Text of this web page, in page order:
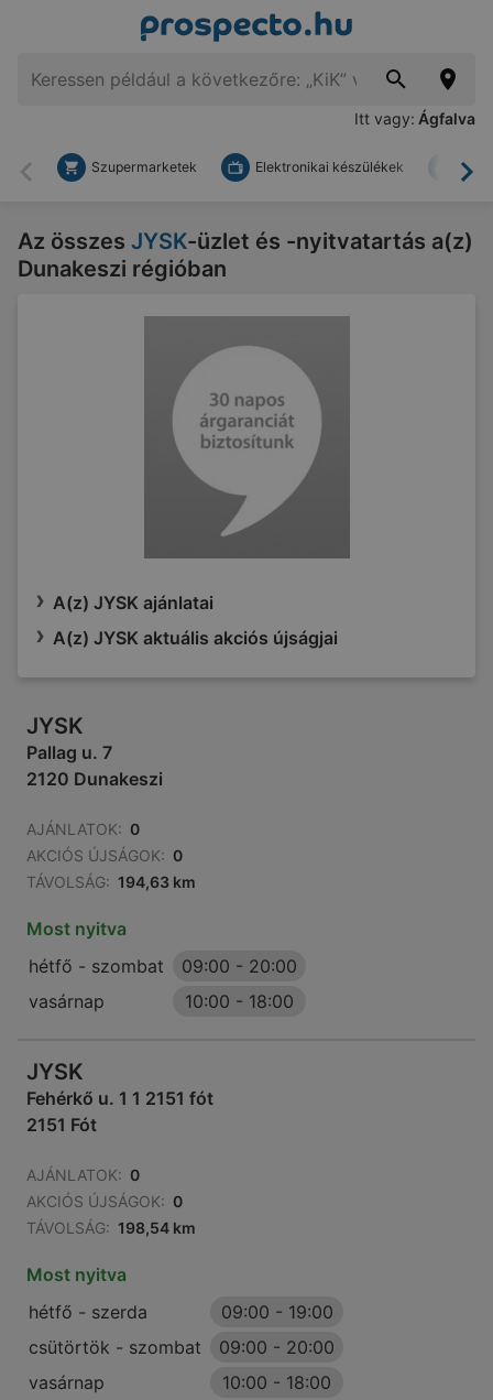
Itt vagy: Ágfalva
Vissza
Szupermarketek Elektronikai készülékek
Az összes JYSK-üzlet és -nyitvatartás a(z)
Dunakeszi régióban
A(z) JYSK ajánlatai
A(z) JYSK aktuális akciós újságjai
JYSK
Pallag u. 7
2120 Dunakeszi
AJÁNLATOK: 0
AKCIÓS ÚJSÁGOK: 0
TÁVOLSÁG: 194,63 km
Most nyitva
hétfő - szombat
09:00 - 20:00
vasárnap
10:00 - 18:00
JYSK
Fehérkő u. 1 1 2151 fót
2151 Fót
AJÁNLATOK: 0
AKCIÓS ÚJSÁGOK: 0
TÁVOLSÁG: 198,54 km
Most nyitva
hétfő - szerda
09:00 - 19:00
csütörtök - szombat
09:00 - 20:00
vasárnap
10:00 - 18:00